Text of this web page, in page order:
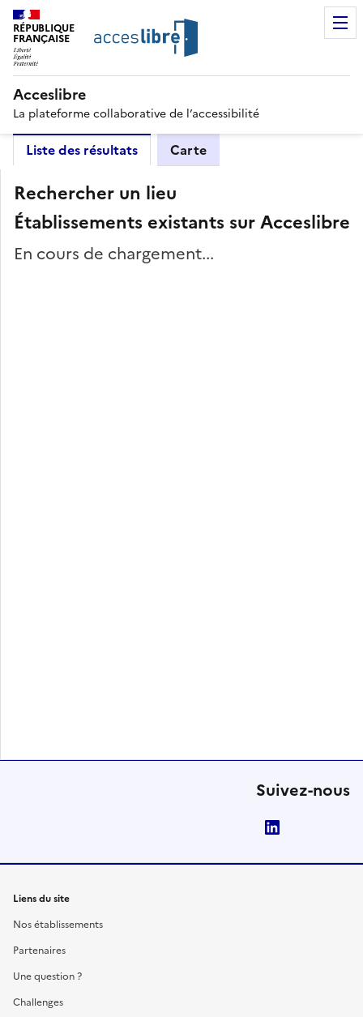
RÉPUBLIQUE
FRANÇAISE
Acceslibre
La plateforme collaborative de l’accessibilité
Liste des résultats Carte
Rechercher un lieu
Établissements existants sur Acceslibre
En cours de chargement...
Suivez-nous
Liens du site
Nos établissements
Partenaires
Une question ?
Challenges